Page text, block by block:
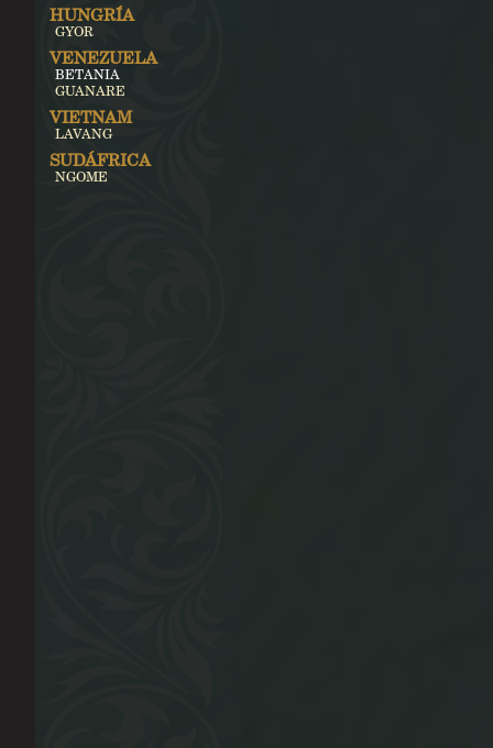
HUNGRÍA
GYOR
VENEZUELA
BETANIA
GUANARE
VIETNAM
LAVANG
SUDÁFRICA
NGOME